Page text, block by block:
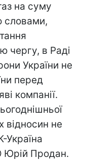
на суму
словами,
чергу, в Раді
України не
перед
компанії.
відносин не
Україна
Юрій Продан.